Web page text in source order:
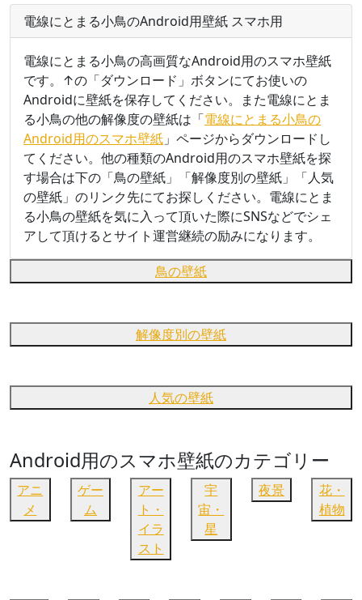
電線にとまる小鳥のAndroid用壁紙 スマホ用
電線にとまる小鳥の高画質なAndroid用のスマホ壁紙
です。↑の「ダウンロード」ボタンにてお使いの
Androidに壁紙を保存してください。また電線にとま
る小鳥の他の解像度の壁紙は「電線にとまる小鳥の
Android用のスマホ壁紙 」ページからダウンロードし
てください。他の種類のAndroid用のスマホ壁紙を探
す場合は下の「鳥の壁紙」「解像度別の壁紙」「人気
の壁紙」のリンク先にてお探しください。電線にとま
る小鳥の壁紙を気に入って頂いた際にSNSなどでシェ
アして頂けるとサイト運営継続の励みになります。
鳥の壁紙
解像度別の壁紙
人気の壁紙
Android用のスマホ壁紙のカテゴリー
アニ
メ
ゲー
ム
アー
ト・
イラ
スト
宇
宙・
星
夜景
花・
植物